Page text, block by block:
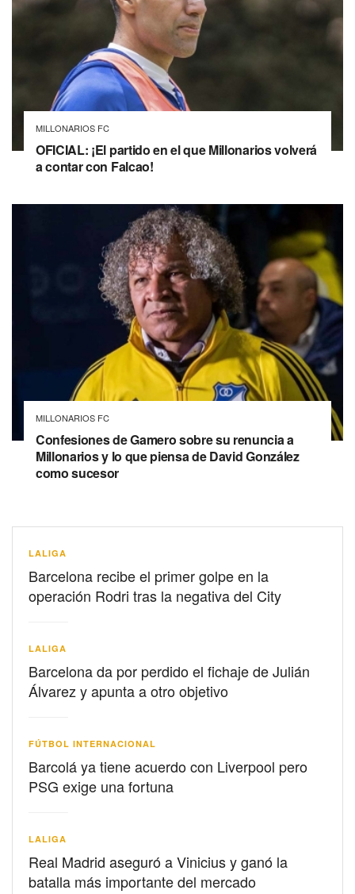
MILLONARIOS FC
OFICIAL: ¡El partido en el que Millonarios volverá
a contar con Falcao!
MILLONARIOS FC
Confesiones de Gamero sobre su renuncia a
Millonarios y lo que piensa de David González
como sucesor
LALIGA
Barcelona recibe el primer golpe en la
operación Rodri tras la negativa del City
LALIGA
Barcelona da por perdido el fichaje de Julián
Álvarez y apunta a otro objetivo
FÚTBOL INTERNACIONAL
Barcolá ya tiene acuerdo con Liverpool pero
PSG exige una fortuna
LALIGA
Real Madrid aseguró a Vinicius y ganó la
batalla más importante del mercado